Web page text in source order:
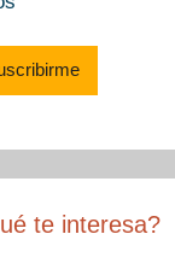
te interesa?